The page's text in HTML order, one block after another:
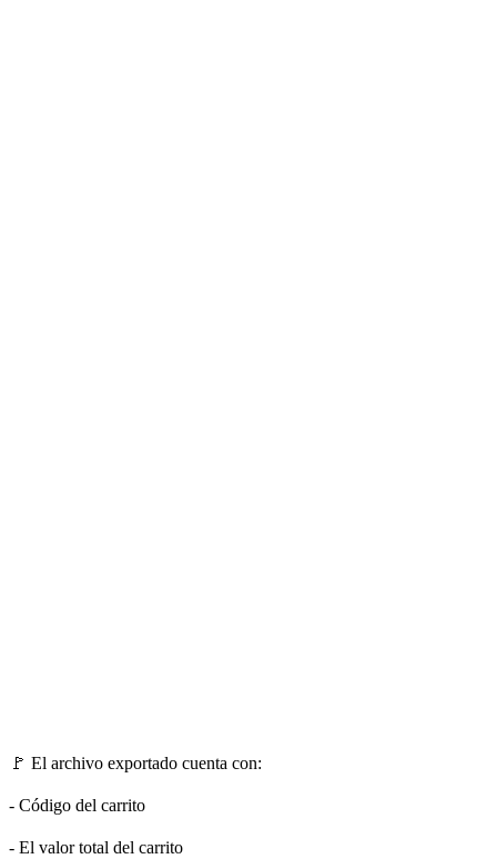
🚩 El archivo exportado cuenta con:
- Código del carrito
- El valor total del carrito